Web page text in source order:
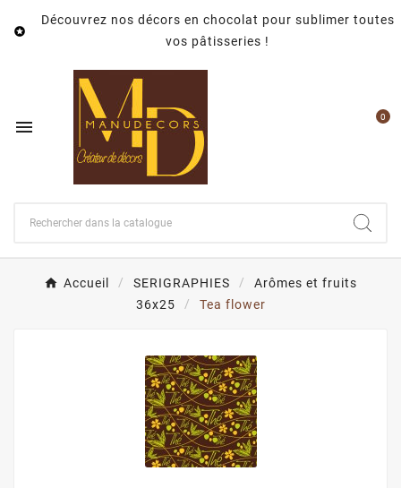

Découvrez nos décors en chocolat pour sublimer toutes
vos pâtisseries !
 0
Accueil SERIGRAPHIES
Arômes et fruits
36x25
Tea flower